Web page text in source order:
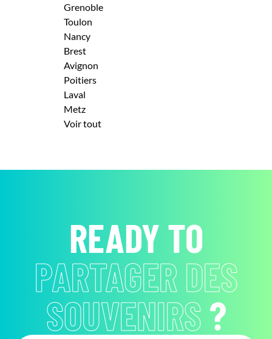
Grenoble
Toulon
Nancy
Brest
Avignon
Poitiers
Laval
Metz
Voir tout
READY TO
PARTAGER DES
SOUVENIRS?